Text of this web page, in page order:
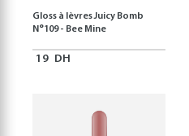
Gloss à lèvres Juicy Bomb
N°109 - Bee Mine
19 DH